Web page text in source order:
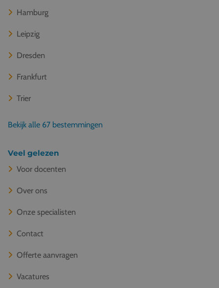
Hamburg
Leipzig
Dresden
Frankfurt
Trier
Bekijk alle 67 bestemmingen
Veel gelezen
Voor docenten
Over ons
Onze specialisten
Contact
Offerte aanvragen
Vacatures